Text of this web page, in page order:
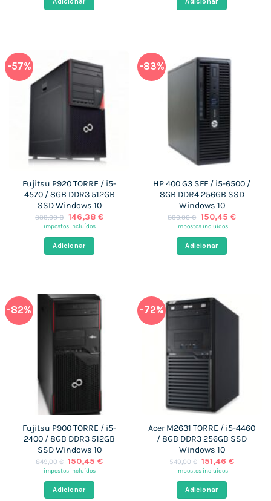
588,00 €.
Adicionar
199,00 €.
Adicionar
-57%
Fujitsu P920 TORRE / i5-
4570 / 8GB DDR3 512GB
SSD Windows 10
339,00€ O
preço
era:
339,00 €.
146,38 €O
impostos incluídos
Adicionar
-83%
HP 400 G3 SFF / i5-6500 /
8GB DDR4 256GB SSD
Windows 10
890,00€ O
preço
era:
890,00 €.
150,45 €O
impostos incluídos
Adicionar
-82%
Fujitsu P900 TORRE / i5-
2400 / 8GB DDR3 512GB
SSD Windows 10
849,00€ O
preço
era:
849,00 €.
150,45€O
impostos incluídos
Adicionar
-72%
Acer M2631 TORRE / i5-4460
/ 8GB DDR3 256GB SSD
Windows 10
549,00€ O
preço
era:
549,00 €.
151,46€O
impostos incluídos
Adicionar